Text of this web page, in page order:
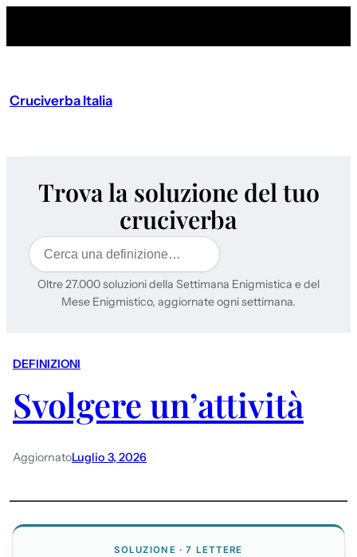
Cruciverba Italia
Trova la soluzione del tuo
cruciverba
Cerca
Oltre 27.000 soluzioni della Settimana Enigmistica e del
Mese Enigmistico, aggiornate ogni settimana.
DEFINIZIONI
Svolgere un’attività
AggiornatoLuglio 3, 2026
SOLUZIONE · 7 LETTERE